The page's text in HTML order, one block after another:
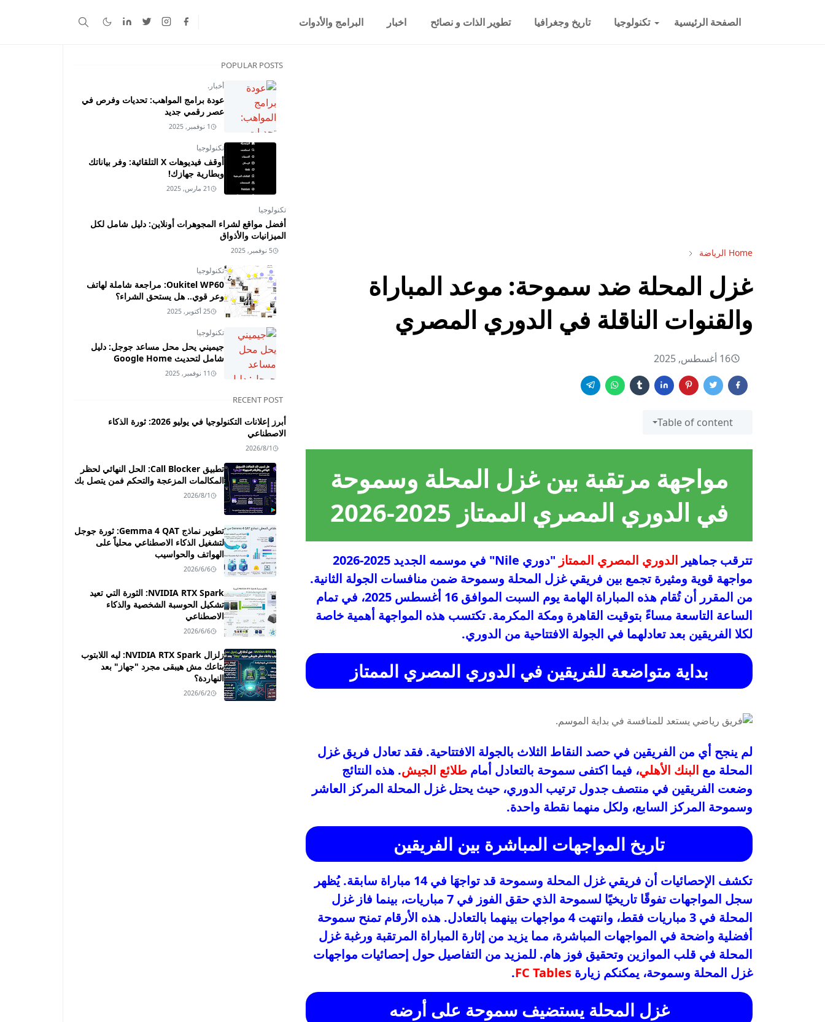
الصفحة الرئيسية تكنولوجيا تاريخ وجغرافيا تطوير الذات و نصائح اخبار البرامج والأدوات
Home الرياضة
غزل المحلة ضد سموحة: موعد المباراة
والقنوات الناقلة في الدوري المصري
16 أغسطس, 2025
Table of content
مواجهة مرتقبة بين غزل المحلة وسموحة
في الدوري المصري الممتاز 2025-2026
تترقب جماهير الدوري المصري الممتاز
"دوري Nile" في موسمه الجديد 2025-2026
مواجهة قوية ومثيرة تجمع بين فريقي غزل المحلة وسموحة ضمن منافسات الجولة الثانية.
من المقرر أن تُقام هذه المباراة الهامة يوم السبت الموافق 16 أغسطس 2025، في تمام
الساعة التاسعة مساءً بتوقيت القاهرة ومكة المكرمة. تكتسب هذه المواجهة أهمية خاصة
لكلا الفريقين بعد تعادلهما في الجولة الافتتاحية من الدوري.
بداية متواضعة للفريقين في الدوري المصري الممتاز
لم ينجح أي من الفريقين في حصد النقاط الثلاث بالجولة الافتتاحية. فقد تعادل فريق غزل
المحلة مع البنك الأهلي، فيما اكتفى سموحة بالتعادل أمام طلائع الجيش. هذه النتائج
وضعت الفريقين في منتصف جدول ترتيب الدوري، حيث يحتل غزل المحلة المركز العاشر
وسموحة المركز السابع، ولكل منهما نقطة واحدة.
تاريخ المواجهات المباشرة بين الفريقين
تكشف الإحصائيات أن فريقي غزل المحلة وسموحة قد تواجهَا في 14 مباراة سابقة. يُظهر
سجل المواجهات تفوقًا تاريخيًا لسموحة الذي حقق الفوز في 7 مباريات، بينما فاز غزل
المحلة في 3 مباريات فقط، وانتهت 4 مواجهات بينهما بالتعادل. هذه الأرقام تمنح سموحة
أفضلية واضحة في المواجهات المباشرة، مما يزيد من إثارة المباراة المرتقبة ورغبة غزل
المحلة في قلب الموازين وتحقيق فوز هام. للمزيد من التفاصيل حول إحصائيات مواجهات
غزل المحلة وسموحة، يمكنكم زيارة FC Tables
.
غزل المحلة يستضيف سموحة على أرضه
POPULAR POSTS
أخبار.
عودة برامج المواهب: تحديات وفرص في
عصر رقمي جديد
1 نوفمبر, 2025
تكنولوجيا
أوقف فيديوهات X التلقائية: وفر بياناتك
وبطارية جهازك!
21 مارس, 2025
تكنولوجيا
أفضل مواقع لشراء المجوهرات أونلاين: دليل شامل لكل
الميزانيات والأذواق
5 نوفمبر, 2025
تكنولوجيا
Oukitel WP60: مراجعة شاملة لهاتف
وعر قوي.. هل يستحق الشراء؟
25 أكتوبر, 2025
تكنولوجيا
جيميني يحل محل مساعد جوجل: دليل
شامل لتحديث Google Home
11 نوفمبر, 2025
RECENT POST
أبرز إعلانات التكنولوجيا في يوليو 2026: ثورة الذكاء
الاصطناعي
2026/8/1
تطبيق Call Blocker: الحل النهائي لحظر
المكالمات المزعجة والتحكم فمن يتصل بك
2026/8/1
تطوير نماذج Gemma 4 QAT: ثورة جوجل
لتشغيل الذكاء الاصطناعي محلياً على
الهواتف والحواسيب
2026/6/6
NVIDIA RTX Spark: الثورة التي تعيد
تشكيل الحوسبة الشخصية والذكاء
الاصطناعي
2026/6/6
زلزال NVIDIA RTX Spark: ليه اللابتوب
بتاعك مش هيبقى مجرد "جهاز" بعد
النهاردة؟
2026/6/2